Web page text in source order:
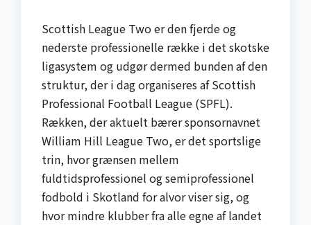
Scottish League Two er den fjerde og
nederste professionelle række i det skotske
ligasystem og udgør dermed bunden af den
struktur, der i dag organiseres af Scottish
Professional Football League (SPFL).
Rækken, der aktuelt bærer sponsornavnet
William Hill League Two, er det sportslige
trin, hvor grænsen mellem
fuldtidsprofessionel og semiprofessionel
fodbold i Skotland for alvor viser sig, og
hvor mindre klubber fra alle egne af landet